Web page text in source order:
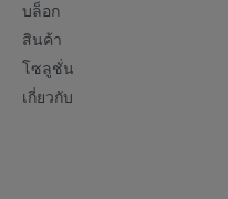
บล็อก
สินค้า
โซลูชั่น
เกี่ยวกับ